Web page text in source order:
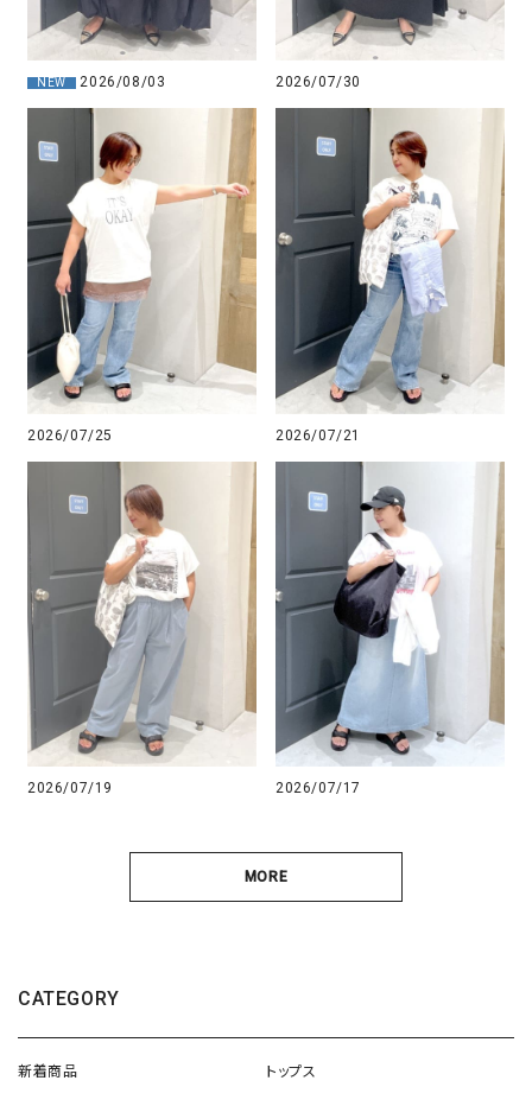
NEW 2026/08/03 2026/07/30
2026/07/25 2026/07/21
2026/07/19 2026/07/17
MORE
CATEGORY
新着商品 トップス